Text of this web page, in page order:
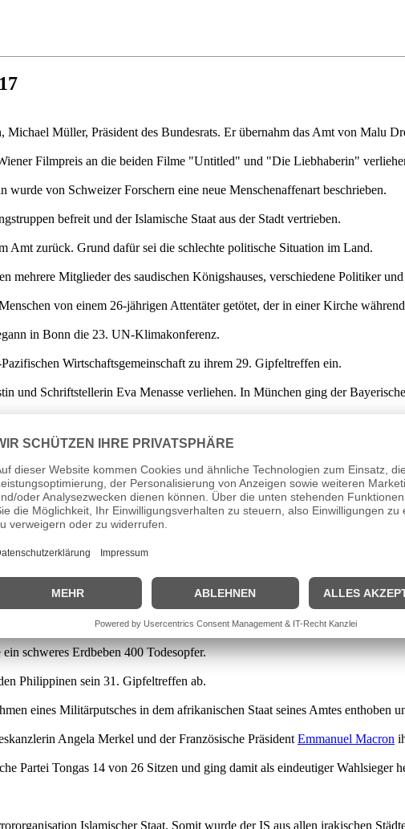
Müller, Präsident des Bundesrats. Er übernahm das Amt von Malu
Filmpreis an die beiden Filme "Untitled" und "Die Liebhaberin"
von Schweizer Forschern eine neue Menschenaffenart beschrieben.
befreit und der Islamische Staat aus der Stadt vertrieben.
Amt zurück. Grund dafür sei die schlechte politische Situation im Land.
mehrere Mitglieder des saudischen Königshauses, verschiedene Politiker
von einem 26-jährigen Attentäter getötet, der in einer Kirche während
in Bonn die 23. UN-Klimakonferenz.
Wirtschaftsgemeinschaft zu ihrem 29. Gipfeltreffen ein.
und Schriftstellerin Eva Menasse verliehen. In München ging der
Trumpden geplanten Flug in die entmilitarisierte Zone zwischen Süd-
Berliner Polizeiakademie von kriminellen Clans unterwandert sei.
vom Islamischen Staat.
Menschengruppe. Dabei wurden drei Menschen verletzt.
Staat und Kirche, versuchten mehrere französische Politiker, ein
Gebetsraum zur Verfügung stünde.
Präsidentschaftswahl in Slowenien mit 53 % der Stimmen. Pahor hatte im
schweres Erdbeben 400 Todesopfer.
Philippinen sein 31. Gipfeltreffen ab.
eines Militärputsches in dem afrikanischen Staat seines Amtes enthoben
Angela Merkel und der Französische Präsident Emmanuel Macron
Partei Tongas 14 von 26 Sitzen und ging damit als eindeutiger Wahlsieger
Islamischer Staat. Somit wurde der IS aus allen irakischen